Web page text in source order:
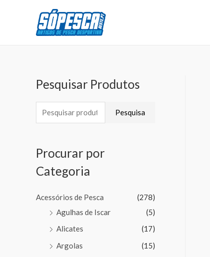
Pesquisar Produtos
Pesquisa
Procurar por
Categoria
Acessórios de Pesca
(278)
Agulhas de Iscar
(5)
Alicates
(17)
Argolas
(15)